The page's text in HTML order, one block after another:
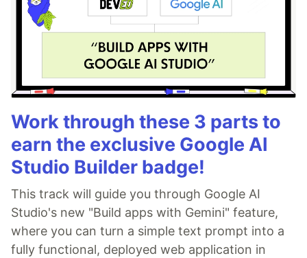
Work through these 3 parts to
earn the exclusive Google AI
Studio Builder badge!
This track will guide you through Google AI
Studio's new "Build apps with Gemini" feature,
where you can turn a simple text prompt into a
fully functional, deployed web application in